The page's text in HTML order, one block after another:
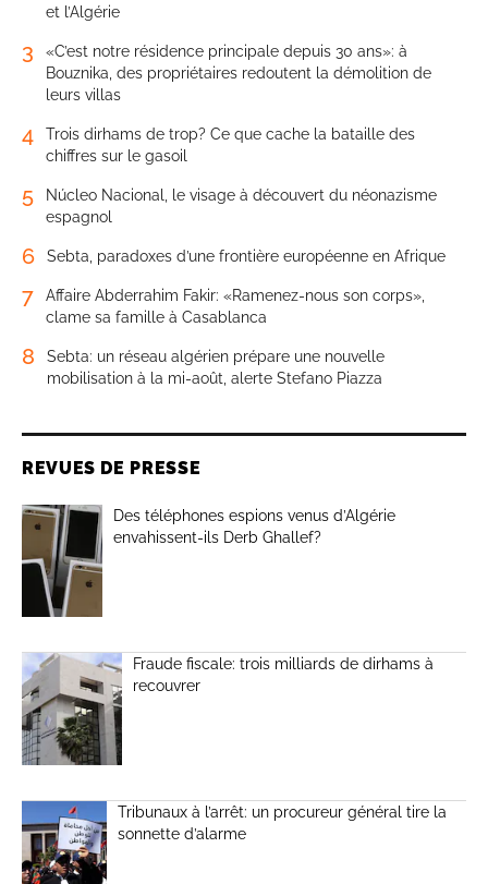
et l’Algérie
3
«C’est notre résidence principale depuis 30 ans»: à
Bouznika, des propriétaires redoutent la démolition de
leurs villas
4
Trois dirhams de trop? Ce que cache la bataille des
chiffres sur le gasoil
5
Núcleo Nacional, le visage à découvert du néonazisme
espagnol
6 Sebta, paradoxes d’une frontière européenne en Afrique
7
Affaire Abderrahim Fakir: «Ramenez-nous son corps»,
clame sa famille à Casablanca
8
Sebta: un réseau algérien prépare une nouvelle
mobilisation à la mi-août, alerte Stefano Piazza
REVUES DE PRESSE
Des téléphones espions venus d’Algérie
envahissent-ils Derb Ghallef?
Fraude fiscale: trois milliards de dirhams à
recouvrer
Tribunaux à l’arrêt: un procureur général tire la
sonnette d’alarme